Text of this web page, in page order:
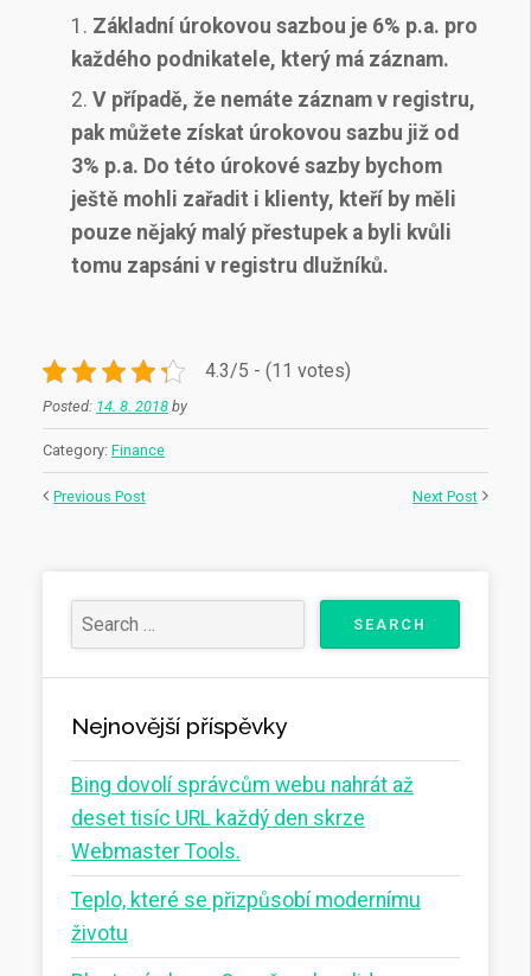
Základní úrokovou sazbou je 6% p.a. pro
každého podnikatele, který má záznam.
V případě, že nemáte záznam v registru,
pak můžete získat úrokovou sazbu již od
3% p.a. Do této úrokové sazby bychom
ještě mohli zařadit i klienty, kteří by měli
pouze nějaký malý přestupek a byli kvůli
tomu zapsáni v registru dlužníků.
4.3/5 - (11 votes)
Posted: 14. 8. 2018 by
Category: Finance
Previous Post Next Post
Nejnovější příspěvky
Bing dovolí správcům webu nahrát až
deset tisíc URL každý den skrze
Webmaster Tools.
Teplo, které se přizpůsobí modernímu
životu